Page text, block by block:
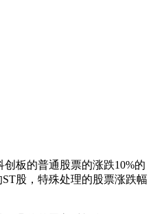
板的普通股票的涨跌10%的
股，特殊处理的股票涨跌幅